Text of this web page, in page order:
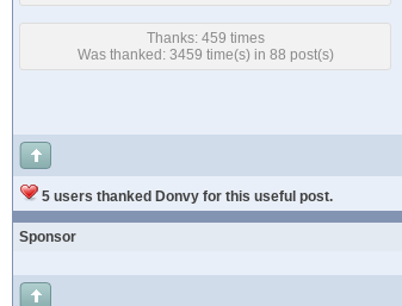
Thanks: 459 times
Was thanked: 3459 time(s) in 88 post(s)
5 users thanked Donvy for this useful post.
Sponsor